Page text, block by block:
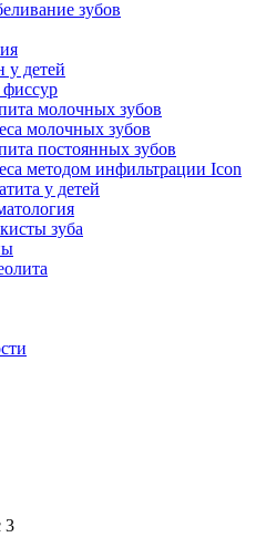
зубов
у детей
фиссур
молочных зубов
молочных зубов
постоянных зубов
методом инфильтрации Icon
у детей
зуба
3